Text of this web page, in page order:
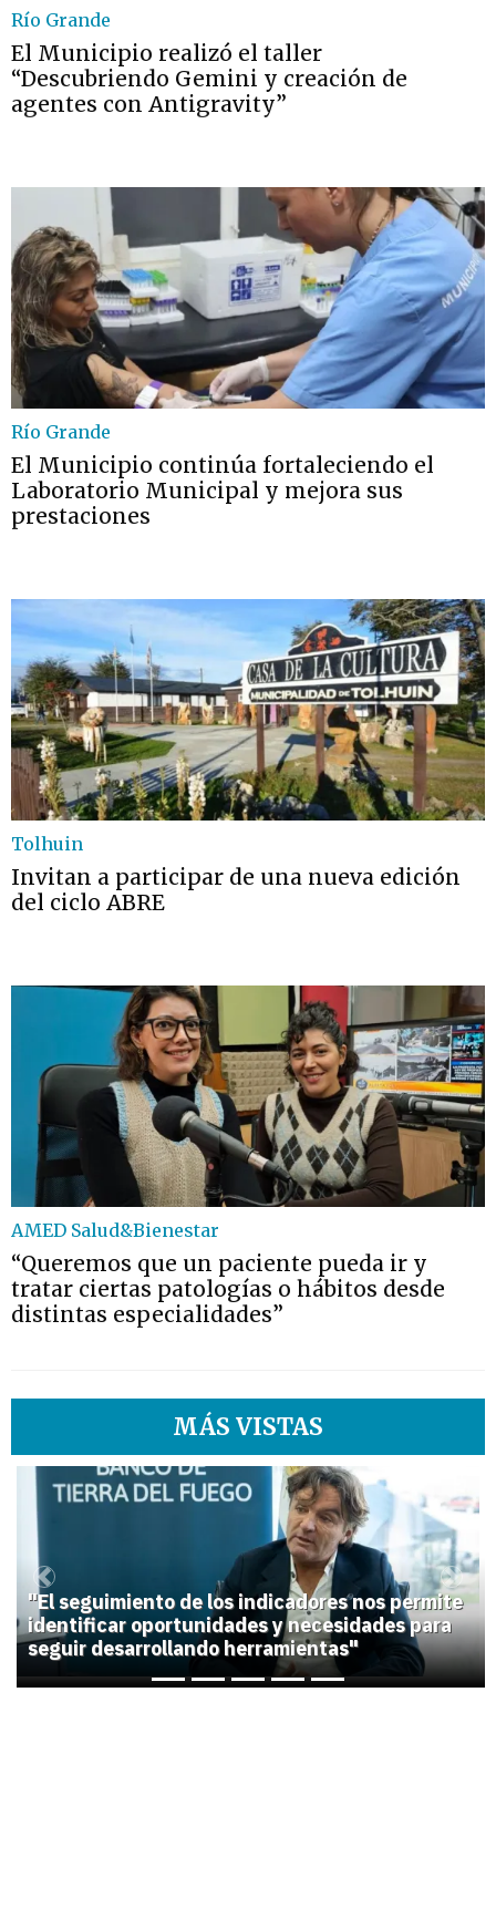
Río Grande
El Municipio realizó el taller
“Descubriendo Gemini y creación de
agentes con Antigravity”
Río Grande
El Municipio continúa fortaleciendo el
Laboratorio Municipal y mejora sus
prestaciones
Tolhuin
Invitan a participar de una nueva edición
del ciclo ABRE
AMED Salud&Bienestar
“Queremos que un paciente pueda ir y
tratar ciertas patologías o hábitos desde
distintas especialidades”
MÁS VISTAS
1
"El seguimiento de los indicadores nos permite
identificar oportunidades y necesidades para
seguir desarrollando herramientas"
Previous Next